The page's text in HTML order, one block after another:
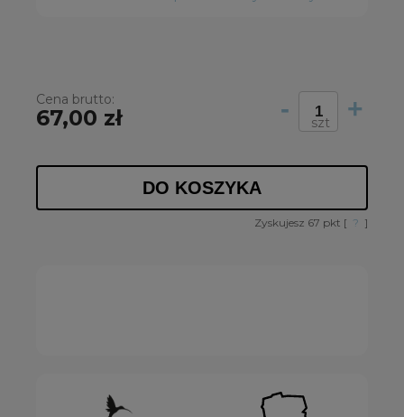
Cena brutto:
67,00 zł - +
szt
DO KOSZYKA
Zyskujesz 67 pkt [ ? ]